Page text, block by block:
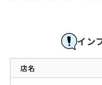
イン
店名